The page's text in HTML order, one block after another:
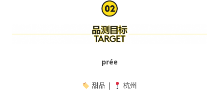
prée
甜品 | 杭州